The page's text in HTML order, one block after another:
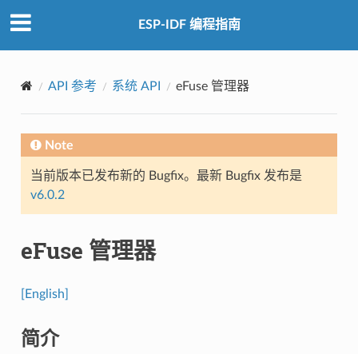
ESP-IDF 编程指南
API 参考 系统 API eFuse 管理器
Note
当前版本已发布新的 Bugfix。最新 Bugfix 发布是
v6.0.2
eFuse 管理器
[English]
简介